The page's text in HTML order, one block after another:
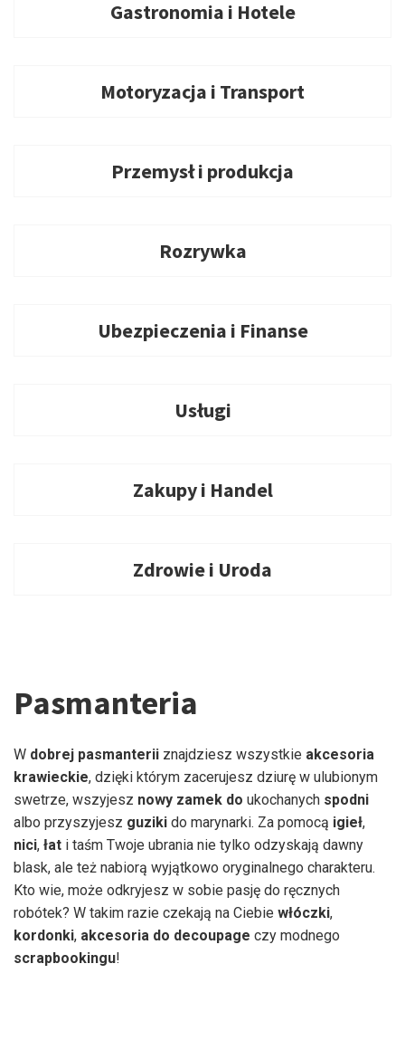
Gastronomia i Hotele
Motoryzacja i Transport
Przemysł i produkcja
Rozrywka
Ubezpieczenia i Finanse
Usługi
Zakupy i Handel
Zdrowie i Uroda
Pasmanteria
W dobrej pasmanterii znajdziesz wszystkie akcesoria
krawieckie, dzięki którym zacerujesz dziurę w ulubionym
swetrze, wszyjesz nowy zamek do ukochanych spodni
albo przyszyjesz guziki do marynarki. Za pomocą igieł,
nici, łat i taśm Twoje ubrania nie tylko odzyskają dawny
blask, ale też nabiorą wyjątkowo oryginalnego charakteru.
Kto wie, może odkryjesz w sobie pasję do ręcznych
robótek? W takim razie czekają na Ciebie włóczki,
kordonki, akcesoria do decoupage czy modnego
scrapbookingu!